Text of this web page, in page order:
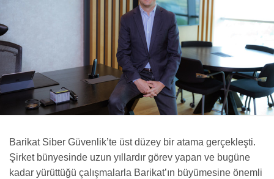
Barikat Siber Güvenlik’te üst düzey bir atama gerçekleşti.
Şirket bünyesinde uzun yıllardır görev yapan ve bugüne
kadar yürüttüğü çalışmalarla Barikat’ın büyümesine önemli